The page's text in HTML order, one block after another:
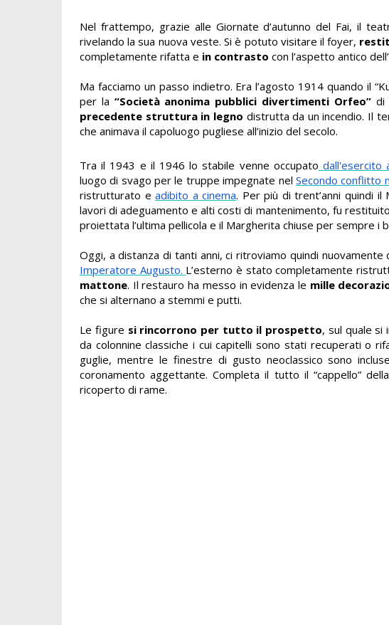
Nel frattempo, grazie alle Giornate d’autunno del Fai, il
rivelando la sua nuova veste. Si è potuto visitare il foyer,
completamente rifatta e in contrasto con l’aspetto antico
Ma facciamo un passo indietro. Era l’agosto 1914 quando il
per la “Società anonima pubblici divertimenti Orfeo” di
precedente struttura in legno distrutta da un incendio. Il
che animava il capoluogo pugliese all’inizio del secolo.
Tra il 1943 e il 1946 lo stabile venne occupato dall'esercito
luogo di svago per le truppe impegnate nel Secondo conflitto
ristrutturato eadibito a cinema. Per più di trent’anni quindi
lavori di adeguamento e alti costi di mantenimento, fu
proiettata l’ultima pellicola e il Margherita chiuse per sempre i
Oggi, a distanza di tanti anni, ci ritroviamo quindi
Imperatore Augusto. L’esterno è stato completamente
mattone. Il restauro ha messo in evidenza le mille
che si alternano a stemmi e putti.
Le figure si rincorrono per tutto il prospetto, sul quale si
da colonnine classiche i cui capitelli sono stati recuperati o
guglie, mentre le finestre di gusto neoclassico sono
coronamento aggettante. Completa il tutto il “cappello” della
ricoperto di rame.